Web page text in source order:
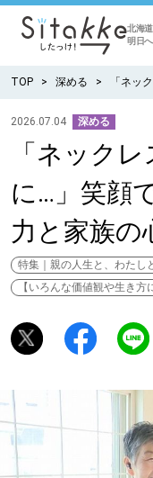
北海
明日
CATEGORY
食べる
出かける
みがく
育む
TOP 深める 「ネッ
2026.07.04 深める
「ネック
に…」笑顔
力と家族の
特集｜親の人生と、わたし
【いろんな価値観や生き方